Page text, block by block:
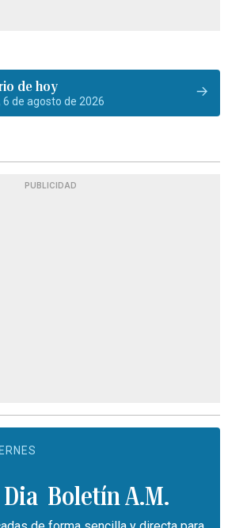
de hoy
6 de agosto de 2026
PUBLICIDAD
Boletín A.M.